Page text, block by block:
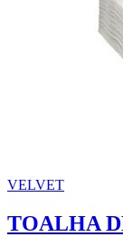
VELVET
TOALHA